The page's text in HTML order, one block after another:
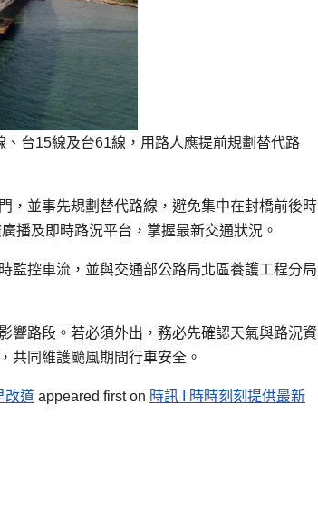
台15線及台61線，用路人應提前規劃替代路
，並事先規劃替代路線，避免集中在封橋前後時
播及即時路況平台，掌握最新交通狀況。
監控車流，並與交通部公路局北區養護工程分局
響路段。若必須外出，務必先確認天氣與路況資
共同維護颱風期間行車安全。
改道 appeared first on 時訊 I 時時刻刻提供最新